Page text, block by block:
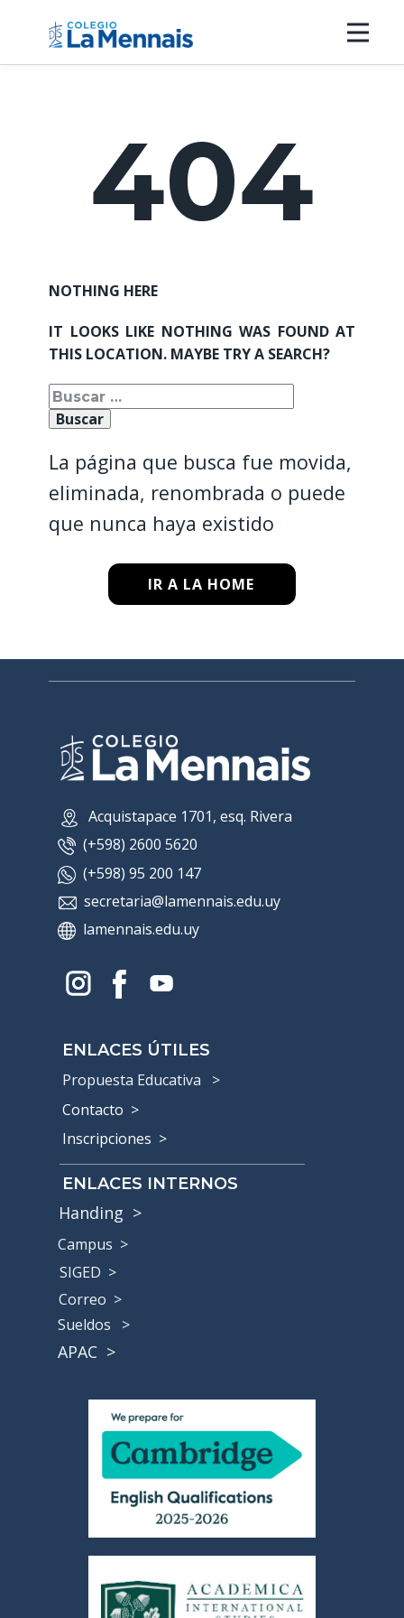
Instalaciones
Inscripciones
Contacto404
NOTHING HERE
IT LOOKS LIKE NOTHING WAS FOUND AT
THIS LOCATION. MAYBE TRY A SEARCH?
BUSCAR:
La página que busca fue movida,
eliminada, renombrada o puede
que nunca haya existido
IR A LA HOME
​ Acquistapace 1701, esq​. Rivera
(+598) 2600 5620
(+598) 95 200 147
secretaria@lamennais.edu.uy
lamennais.edu.uy
ENLACES ÚTILES
Propuesta Educativa >
Contacto >
Inscripciones >
ENLACES INTERNOS
Handing >
Campus >
SIGED >
Correo >
Sueldos >
APAC >